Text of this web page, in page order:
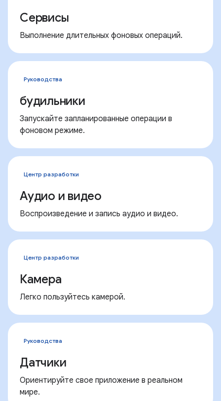
Сервисы
Выполнение длительных фоновых операций.
Руководства
будильники
Запускайте запланированные операции в
фоновом режиме.
Центр разработки
Аудио и видео
Воспроизведение и запись аудио и видео.
Центр разработки
Камера
Легко пользуйтесь камерой.
Руководства
Датчики
Ориентируйте свое приложение в реальном
мире.